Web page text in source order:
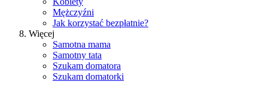
Mężczyźni
Jak korzystać bezpłatnie?
Więcej
Samotna mama
Samotny tata
Szukam domatora
Szukam domatorki